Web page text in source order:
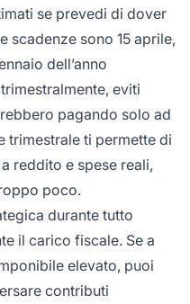
se prevedi di dover
scadenze sono 15 aprile,
dell’anno
eviti
pagando solo ad
trimestrale ti permette di
reddito e spese reali,
poco.
durante tutto
il carico fiscale. Se a
elevato, puoi
contributi